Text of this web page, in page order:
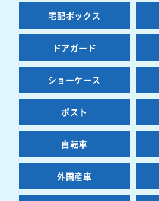
宅配ボックス
ドアガード
ショーケース
ポスト
自転車
外国産車